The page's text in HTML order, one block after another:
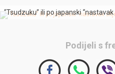
“Tsudzuku” ili po japanski “nastavak
Podijeli s